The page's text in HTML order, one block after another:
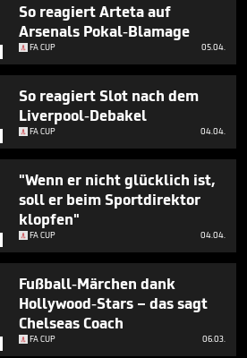
So reagiert Arteta auf
Arsenals Pokal-Blamage
FA CUP 05.04.
So reagiert Slot nach dem
Liverpool-Debakel
FA CUP 04.04.
"Wenn er nicht glücklich ist,
soll er beim Sportdirektor
klopfen"
FA CUP 04.04.
Fußball-Märchen dank
Hollywood-Stars – das sagt
Chelseas Coach
FA CUP 06.03.